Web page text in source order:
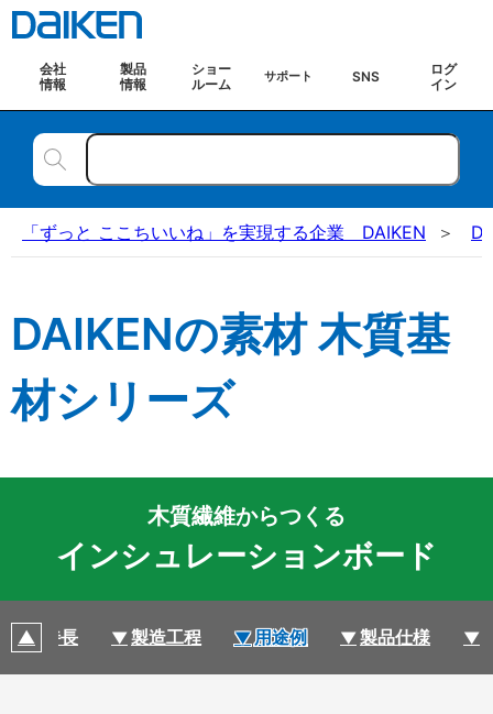
会社
情報
製品
情報
ショー
ルーム
サポート SNS
ログ
イン
「ずっと ここちいいね」を実現する企業 DAIKEN
DAIKENの素材 木質基
材シリーズ
木質繊維からつくる
インシュレーションボード
特長 製造工程 用途例 製品仕様